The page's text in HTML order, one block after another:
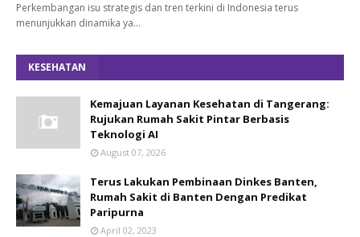
Perkembangan isu strategis dan tren terkini di Indonesia terus
menunjukkan dinamika ya…
KESEHATAN
Kemajuan Layanan Kesehatan di Tangerang:
Rujukan Rumah Sakit Pintar Berbasis
Teknologi AI
August 07, 2026
Terus Lakukan Pembinaan Dinkes Banten,
Rumah Sakit di Banten Dengan Predikat
Paripurna
April 02, 2023